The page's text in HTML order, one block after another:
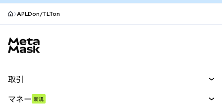
APLDon/TLTon
取引
マネー 新規